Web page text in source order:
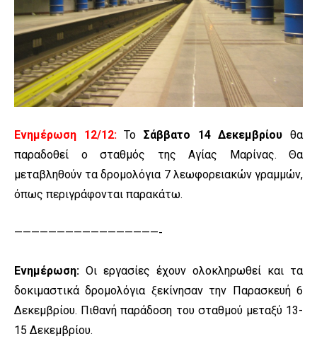
Ενημέρωση 12/12:ΤοΣάββατο 14 Δεκεμβρίου θα
παραδοθεί ο σταθμός της Αγίας Μαρίνας. Θα
μεταβληθούν τα δρομολόγια 7 λεωφορειακών γραμμών,
όπως περιγράφονται παρακάτω.
—————————————————-
Ενημέρωση: Οι εργασίες έχουν ολοκληρωθεί και τα
δοκιμαστικά δρομολόγια ξεκίνησαν την Παρασκευή 6
Δεκεμβρίου. Πιθανή παράδοση του σταθμού μεταξύ 13-
15 Δεκεμβρίου.